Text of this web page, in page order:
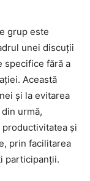
grup este
unei discuții
specifice fără a
Această
și la evitarea
urmă,
și
prin facilitarea
participanții.